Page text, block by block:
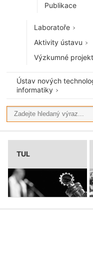
Publikace
Laboratoře
Aktivity ústavu
Výzkumné
Ústav nových
informatiky
TUL